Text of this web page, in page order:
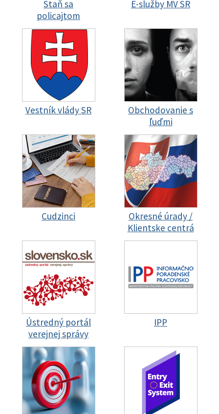
Staň sa
policajtom
E-služby MV SR
Vestník vlády SR
Obchodovanie s
ľuďmi
Cudzinci
Okresné úrady /
Klientske centrá
Ústredný portál
verejnej správy
IPP